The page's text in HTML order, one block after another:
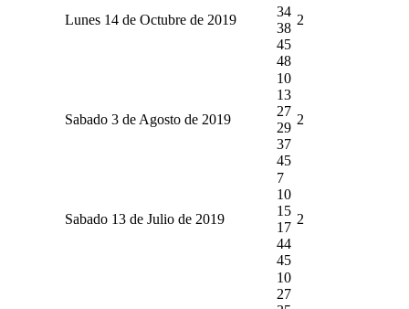
Lunes 14 de Octubre de 2019
34
38
45
48
2
Sabado 3 de Agosto de 2019
10
13
27
29
37
45
2
Sabado 13 de Julio de 2019
7
10
15
17
44
45
2
10
27